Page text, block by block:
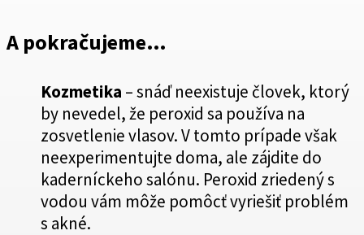
A pokračujeme…
Kozmetika – snáď neexistuje človek, ktorý
by nevedel, že peroxid sa používa na
zosvetlenie vlasov. V tomto prípade však
neexperimentujte doma, ale zájdite do
kaderníckeho salónu. Peroxid zriedený s
vodou vám môže pomôcť vyriešiť problém
s akné.